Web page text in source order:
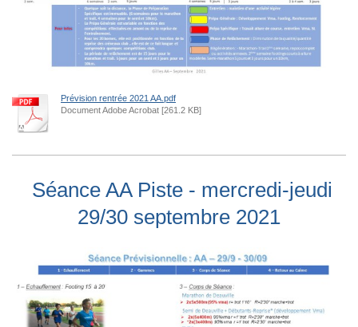
Prévision rentrée 2021 AA.pdf
Document Adobe Acrobat [261.2 KB]
Séance AA Piste - mercredi-jeudi
29/30 septembre 2021